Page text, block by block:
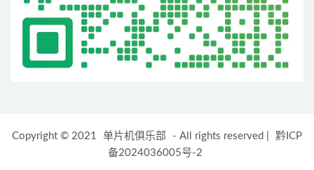
Copyright © 2021 单片机俱乐部 - All rights reserved
黔ICP
备2024036005号-2